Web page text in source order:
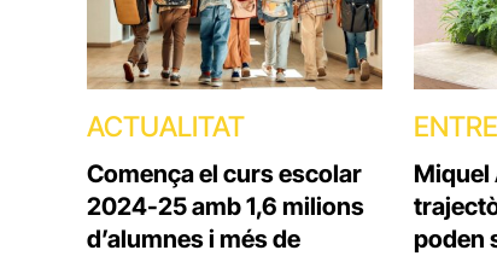
ACTUALITAT
Comença el curs escolar
2024-25 amb 1,6 milions
d’alumnes i més de
Miquel
poden